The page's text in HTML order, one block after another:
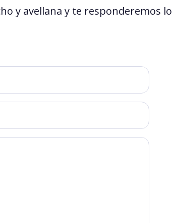
y avellana y te responderemos lo